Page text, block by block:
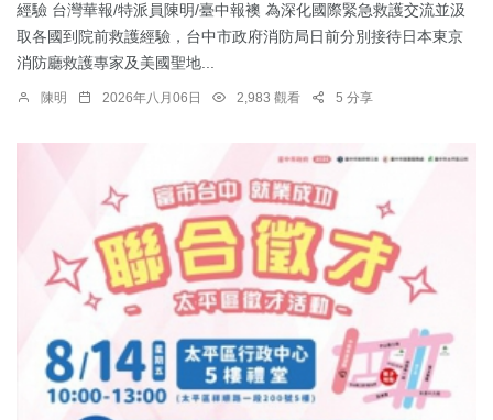
經驗 台灣華報/特派員陳明/臺中報襖 為深化國際緊急救護交流並汲
取各國到院前救護經驗，台中市政府消防局日前分別接待日本東京
消防廳救護專家及美國聖地...
陳明 2026年八月06日 2,983 觀看 5 分享